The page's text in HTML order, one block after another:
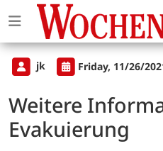
jk Friday, 11/26/
Weitere
Evakuierung